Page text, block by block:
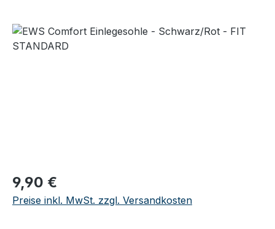
Regulärer Preis:
9,90 €
Preise inkl. MwSt. zzgl. Versandkosten